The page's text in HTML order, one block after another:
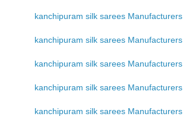
kanchipuram silk sarees Manufacturers
kanchipuram silk sarees Manufacturers
kanchipuram silk sarees Manufacturers
kanchipuram silk sarees Manufacturers
kanchipuram silk sarees Manufacturers